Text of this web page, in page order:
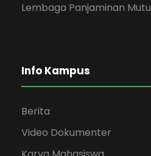
Lembaga Panjaminan Mutu
Info Kampus
Berita
Video Dokumenter